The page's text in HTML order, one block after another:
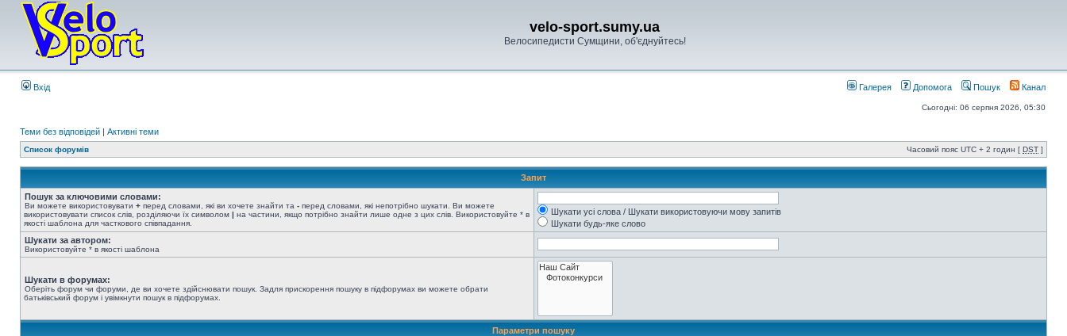
velo-sport.sumy.ua
Велосипедисти Сумщини, об'єднуйтесь!
Вхід Галерея Допомога Пошук Канал
Сьогодні: 06 серпня 2026, 05:30
Теми без відповідей | Активні теми
Список форумів Часовий пояс UTC + 2 годин [ DST ]
Запит
Пошук за ключовими словами:
Ви можете використовувати + перед словами, які ви хочете знайти та - перед словами, які непотрібно шукати. Ви можете
використовувати список слів, розділяючи їх символом | на частини, якщо потрібно знайти лише одне з цих слів. Використовуйте * в
якості шаблона для часткового співпадання.
Шукати усі слова / Шукати використовуючи мову запитів
Шукати будь-яке слово
Шукати за автором:
Використовуйте * в якості шаблона
Шукати в форумах:
Оберіть форум чи форуми, де ви хочете здійснювати пошук. Задля прискорення пошуку в підфорумах ви можете обрати
батьківський форум і увімкнути пошук в підфорумах.
Параметри пошуку